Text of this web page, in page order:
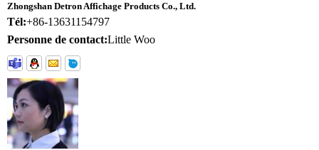
Zhongshan Detron Affichage Products Co., Ltd.
Tél:+86-13631154797
Personne de contact:Little Woo